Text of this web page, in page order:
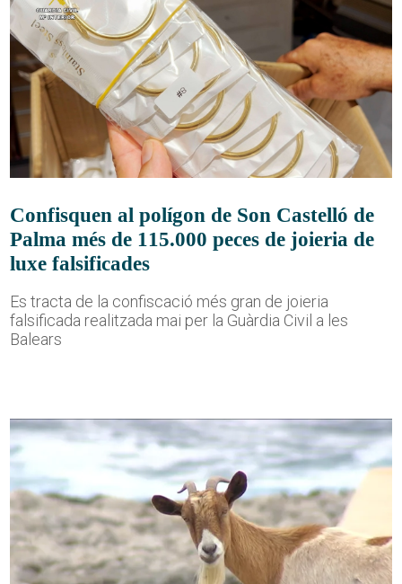
Confisquen al polígon de Son Castelló de
Palma més de 115.000 peces de joieria de
luxe falsificades
Es tracta de la confiscació més gran de joieria
falsificada realitzada mai per la Guàrdia Civil a les
Balears